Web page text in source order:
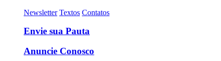
Newsletter Textos Contatos
Envie sua Pauta
Anuncie Conosco